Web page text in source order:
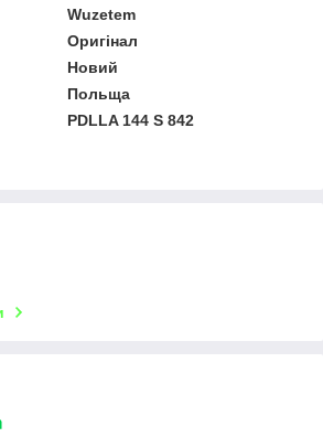
Wuzetem
Оригінал
Новий
Польща
PDLLA 144 S 842